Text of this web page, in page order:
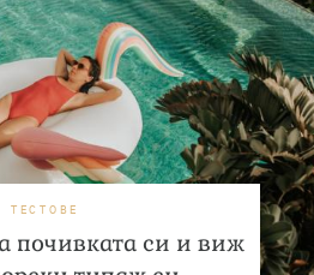
ТЕСТОВЕ
почивката си и виж